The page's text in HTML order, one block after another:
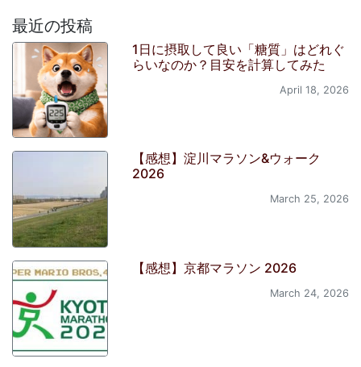
最近の投稿
1日に摂取して良い「糖質」はどれぐ
らいなのか？目安を計算してみた
April 18, 2026
【感想】淀川マラソン&ウォーク
2026
March 25, 2026
【感想】京都マラソン 2026
March 24, 2026